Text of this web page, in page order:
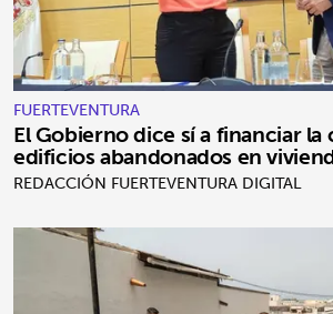
FUERTEVENTURA
El Gobierno dice sí a financiar
edificios abandonados en
REDACCIÓN FUERTEVENTURA DIGITAL